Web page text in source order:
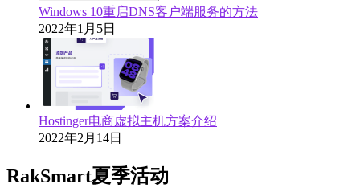
Windows 10重启DNS客户端服务的方法
2022年1月5日
Hostinger电商虚拟主机方案介绍
2022年2月14日
RakSmart夏季活动